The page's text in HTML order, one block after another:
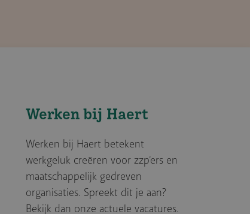
Werken bij Haert
Werken bij Haert betekent
werkgeluk creëren voor zzp’ers en
maatschappelijk gedreven
organisaties. Spreekt dit je aan?
Bekijk dan onze actuele vacatures.